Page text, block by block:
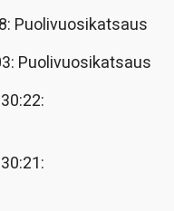
Puolivuosikatsaus
Puolivuosikatsaus